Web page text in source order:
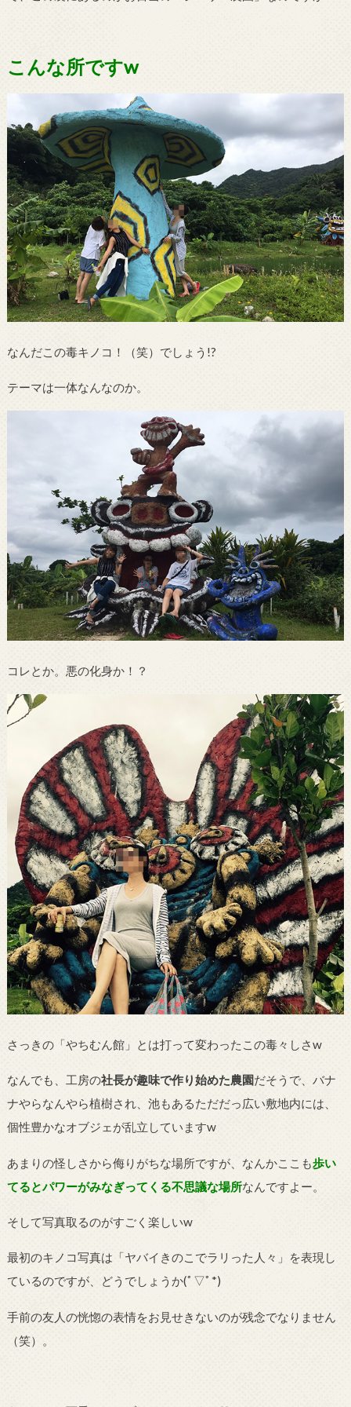
こんな所ですw
なんだこの毒キノコ！（笑）でしょう!?
テーマは一体なんなのか。
コレとか。悪の化身か！？
さっきの「やちむん館」とは打って変わったこの毒々しさw
なんでも、工房の社長が趣味で作り始めた農園だそうで、バナ
ナやらなんやら植樹され、池もあるただだっ広い敷地内には、
個性豊かなオブジェが乱立していますw
あまりの怪しさから侮りがちな場所ですが、なんかここも歩い
てるとパワーがみなぎってくる不思議な場所なんですよー。
そして写真取るのがすごく楽しいw
最初のキノコ写真は「ヤバイきのこでラリった人々」を表現し
ているのですが、どうでしょうか(ﾟ▽ﾟ *)
手前の友人の恍惚の表情をお見せきないのが残念でなりません
（笑）。